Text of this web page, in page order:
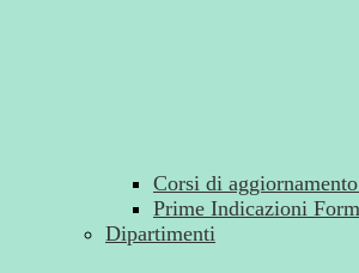
Corsi di
Prime Indicazioni
Dipartimenti